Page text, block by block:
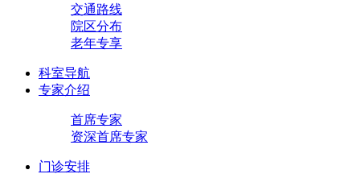
交通路线
院区分布
老年专享
科室导航
专家介绍
首席专家
资深首席专家
门诊安排